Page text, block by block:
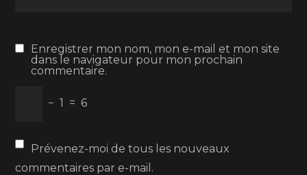
Enregistrer mon nom, mon e-mail et mon site
dans le navigateur pour mon prochain
commentaire.
− 1 = 6
Prévenez-moi de tous les nouveaux
commentaires par e-mail.